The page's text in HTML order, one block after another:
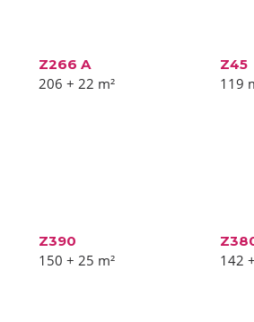
Z266 A
206 + 22 m²
Z45
119
Z390
150 + 25 m² 142